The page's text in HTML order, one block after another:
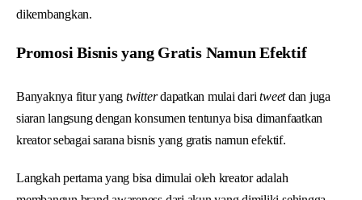
dikembangkan.
Promosi Bisnis yang Gratis Namun Efektif
Banyaknya fitur yang twitterdapatkan mulai dari tweetdan juga
siaran langsung dengan konsumen tentunya bisa dimanfaatkan
kreator sebagai sarana bisnis yang gratis namun efektif.
Langkah pertama yang bisa dimulai oleh kreator adalah